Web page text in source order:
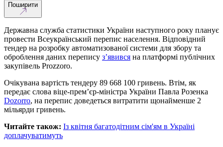
Поширити
Державна служба статистики України наступного року планує
провести Всеукраїнський перепис населення. Відповідний
тендер на розробку автоматизованої системи для збору та
оброблення даних перепису з’явився на платформі публічних
закупівель Prozzoro.
Очікувана вартість тендеру 89 668 100 гривень. Втім, як
передає слова віце-прем’єр-міністра України Павла Розенка
Dozorro, на перепис доведеться витратити щонайменше 2
мільярди гривень.
Читайте також: Із квітня багатодітним сім'ям в Україні
доплачуватимуть